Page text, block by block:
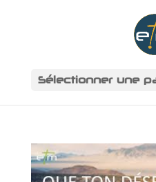
Sélectionner une